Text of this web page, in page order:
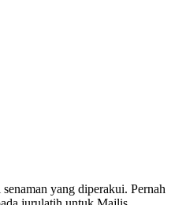
yang diperakui. Pernah